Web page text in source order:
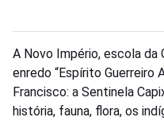
A Novo Império, escola da
enredo “Espírito Guerreiro
Francisco: a Sentinela
história, fauna, flora, os